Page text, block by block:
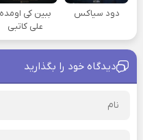
دود سیاکس
ببین کی اومده
علی کاتبی
دیدگاه خود را بگذارید